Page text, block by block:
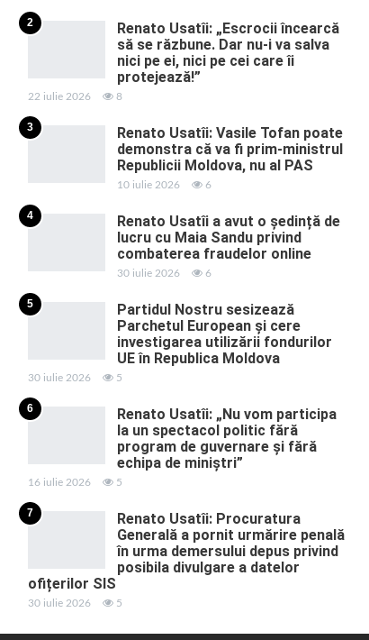
2
Renato Usatîi: „Escrocii încearcă
să se răzbune. Dar nu-i va salva
nici pe ei, nici pe cei care îi
protejează!”
22 iulie 2026 8
3
Renato Usatîi: Vasile Tofan poate
demonstra că va fi prim-ministrul
Republicii Moldova, nu al PAS
10 iulie 2026 6
4
Renato Usatîi a avut o ședință de
lucru cu Maia Sandu privind
combaterea fraudelor online
30 iulie 2026 6
5
Partidul Nostru sesizează
Parchetul European și cere
investigarea utilizării fondurilor
UE în Republica Moldova
30 iulie 2026 5
6
Renato Usatîi: „Nu vom participa
la un spectacol politic fără
program de guvernare și fără
echipa de miniștri”
16 iulie 2026 5
7
Renato Usatîi: Procuratura
Generală a pornit urmărire penală
în urma demersului depus privind
posibila divulgare a datelor
ofițerilor SIS
30 iulie 2026 5